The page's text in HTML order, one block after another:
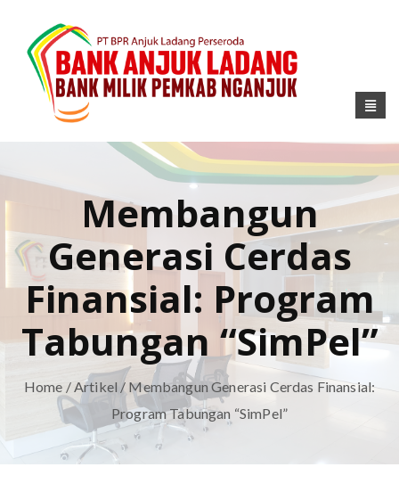
Membangun
Generasi Cerdas
Finansial: Program
Tabungan “SimPel”
Home / Artikel / Membangun Generasi Cerdas Finansial:
Program Tabungan “SimPel”